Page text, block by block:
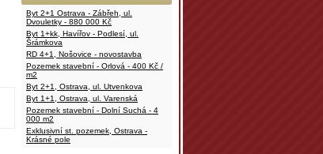
Byt 2+1 Ostrava - Zábřeh, ul.
Dvouletky - 880 000 Kč
Byt 1+kk, Havířov - Podlesí, ul.
Šrámkova
RD 4+1, Nošovice - novostavba
Pozemek stavební - Orlová - 400 Kč /
m2
Byt 2+1, Ostrava, ul. Utvenkova
Byt 1+1, Ostrava, ul. Varenská
Pozemek stavební - Dolní Suchá - 4
000 m2
Exklusivní st. pozemek, Ostrava -
Krásné pole